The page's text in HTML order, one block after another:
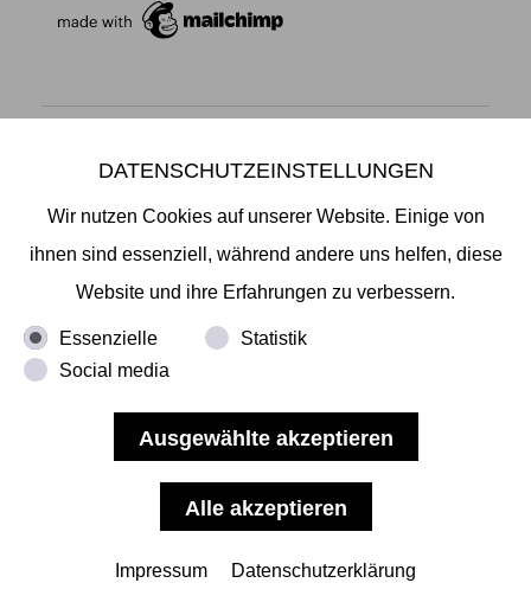
Mikiko Sato Gallery ı Klosterwall 13 ı 20095 Hamburg
Öffnungszeiten:
Di - Fr 13.00 - 19.00 ı Sa 13.00 - 18.00 u.n.V
vorbehalten.
Nutzungsbedingungen
DATENSCHUTZEINSTELLUNGEN
Wir nutzen Cookies auf unserer Website. Einige von
ihnen sind essenziell, während andere uns helfen, diese
Website und ihre Erfahrungen zu verbessern.
Essenzielle
Statistik
Social media
Impressum Datenschutzerklärung